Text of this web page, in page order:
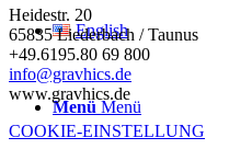
English
Menü Menü
Heidestr. 20
65835 Liederbach / Taunus
+49.6195.80 69 800
info@gravhics.de
www.gravhics.de
COOKIE-EINSTELLUNG